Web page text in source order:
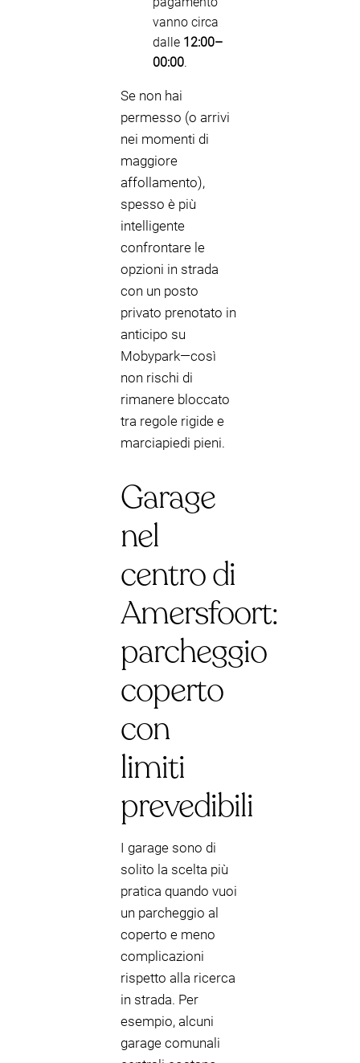
vanno circa
dalle 12:00–
00:00.
Se non hai
permesso (o arrivi
nei momenti di
maggiore
affollamento),
spesso è più
intelligente
confrontare le
opzioni in strada
con un posto
privato prenotato in
anticipo su
Mobypark—così
non rischi di
rimanere bloccato
tra regole rigide e
marciapiedi pieni.
Garage
nel
centro di
Amersfoort:
parcheggio
coperto
con
limiti
prevedibili
I garage sono di
solito la scelta più
pratica quando vuoi
un parcheggio al
coperto e meno
complicazioni
rispetto alla ricerca
in strada. Per
esempio, alcuni
garage comunali